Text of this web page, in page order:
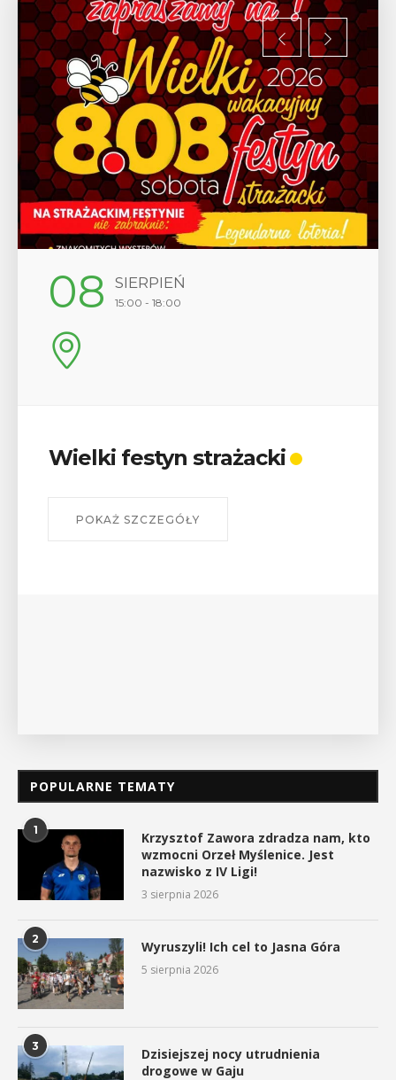
08 SIERPIEŃ
15:00 - 18:00
Wielki festyn strażacki
POKAŻ SZCZEGÓŁY
POPULARNE TEMATY
1
Krzysztof Zawora zdradza nam, kto
wzmocni Orzeł Myślenice. Jest
nazwisko z IV Ligi!
3 sierpnia 2026
2 Wyruszyli! Ich cel to Jasna Góra
5 sierpnia 2026
3
Dzisiejszej nocy utrudnienia
drogowe w Gaju